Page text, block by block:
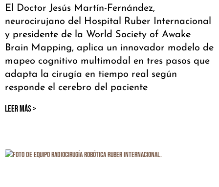
El Doctor Jesús Martín-Fernández,
neurocirujano del Hospital Ruber Internacional
y presidente de la World Society of Awake
Brain Mapping, aplica un innovador modelo de
mapeo cognitivo multimodal en tres pasos que
adapta la cirugía en tiempo real según
responde el cerebro del paciente
LEER MÁS >